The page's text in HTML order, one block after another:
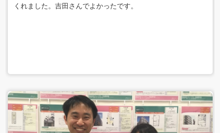
くれました。吉田さんでよかったです。